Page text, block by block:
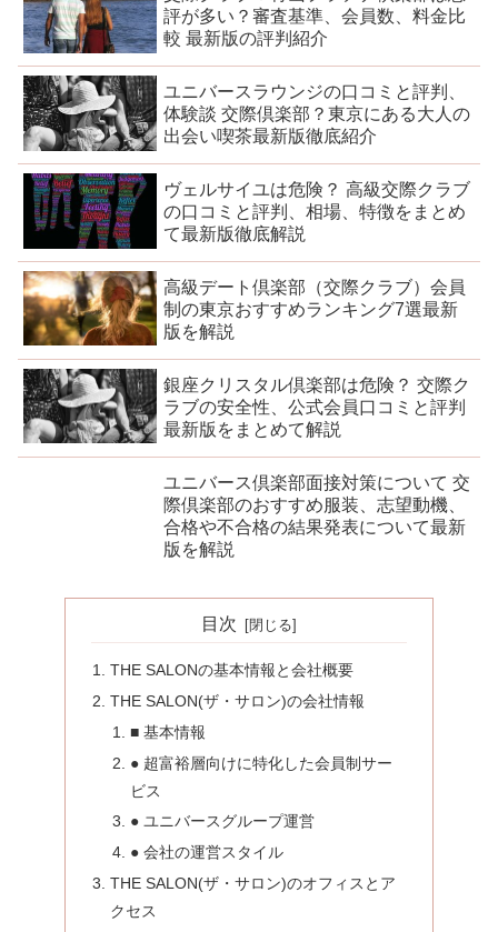
評が多い？審査基準、会員数、料金比
較 最新版の評判紹介
ユニバースラウンジの口コミと評判、
体験談 交際倶楽部？東京にある大人の
出会い喫茶最新版徹底紹介
ヴェルサイユは危険？ 高級交際クラブ
の口コミと評判、相場、特徴をまとめ
て最新版徹底解説
高級デート倶楽部（交際クラブ）会員
制の東京おすすめランキング7選最新
版を解説
銀座クリスタル倶楽部は危険？ 交際ク
ラブの安全性、公式会員口コミと評判
最新版をまとめて解説
ユニバース倶楽部面接対策について 交
際倶楽部のおすすめ服装、志望動機、
合格や不合格の結果発表について最新
版を解説
目次
THE SALONの基本情報と会社概要
THE SALON(ザ・サロン)の会社情報
■ 基本情報
● 超富裕層向けに特化した会員制サー
ビス
● ユニバースグループ運営
● 会社の運営スタイル
THE SALON(ザ・サロン)のオフィスとア
クセス